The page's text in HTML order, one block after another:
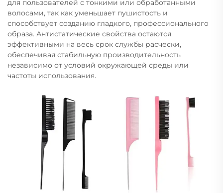
для пользователей с тонкими или обработанными
волосами, так как уменьшает пушистость и
способствует созданию гладкого, профессионального
образа. Антистатические свойства остаются
эффективными на весь срок службы расчески,
обеспечивая стабильную производительность
независимо от условий окружающей среды или
частоты использования.